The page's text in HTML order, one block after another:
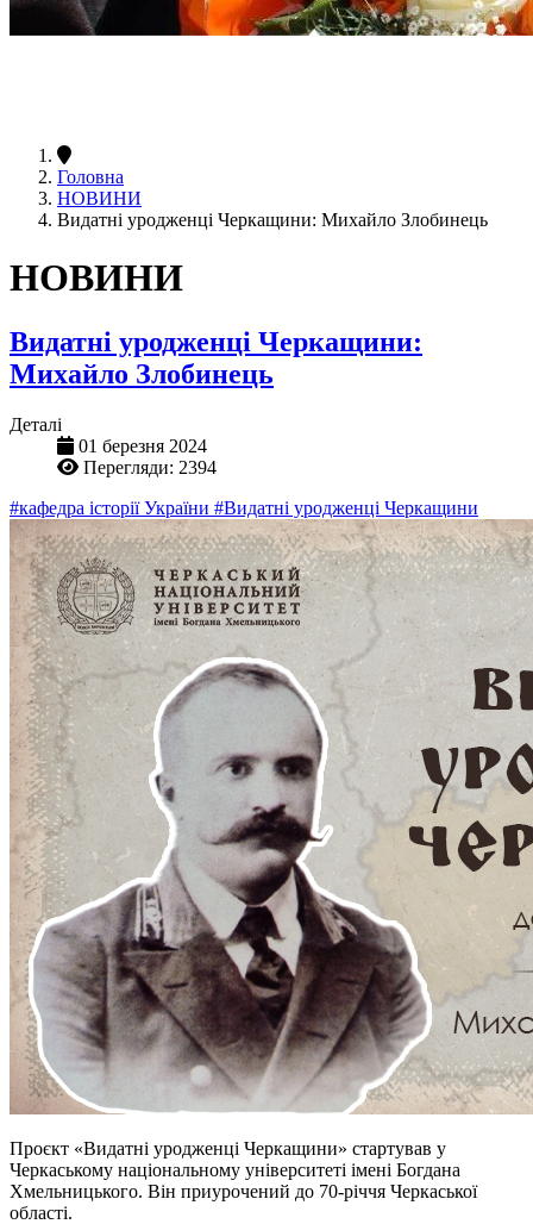
Головна
НОВИНИ
Видатні уродженці Черкащини: Михайло Злобинець
НОВИНИ
Видатні уродженці Черкащини:
Михайло Злобинець
Деталі
01 березня 2024
Перегляди: 2394
#кафедра історії України #Видатні уродженці Черкащини
Проєкт «Видатні уродженці Черкащини» стартував у
Черкаському національному університеті імені Богдана
Хмельницького. Він приурочений до 70-річчя Черкаської
області.